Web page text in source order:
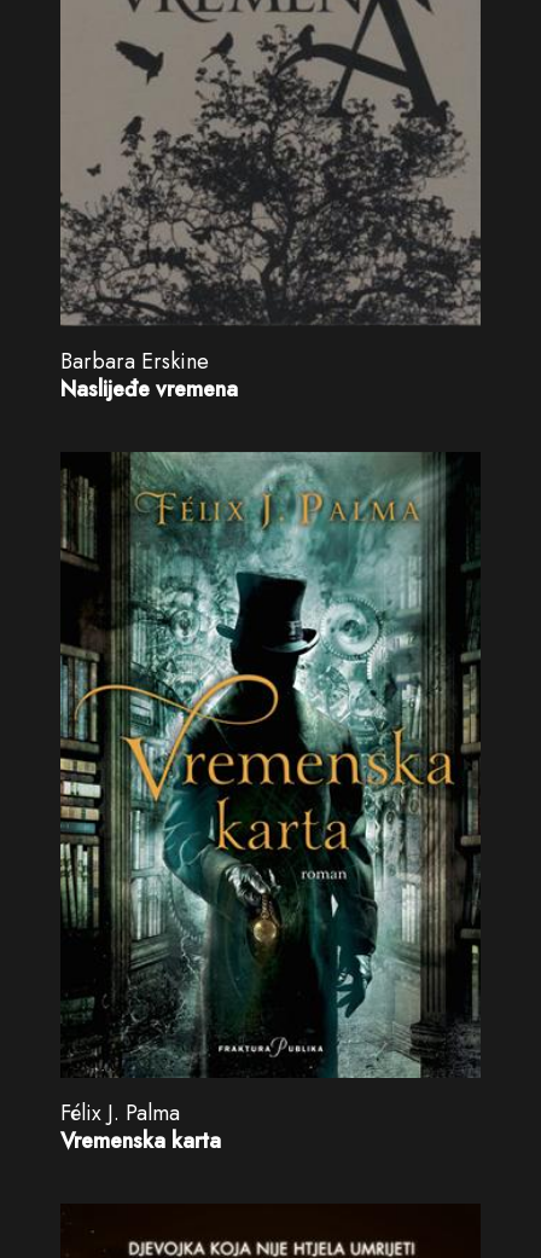
Barbara Erskine
Naslijeđe vremena
Félix J. Palma
Vremenska karta